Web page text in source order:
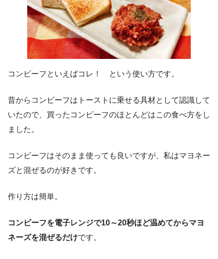
コンビーフといえばコレ！ という使い方です。
昔からコンビーフはトーストに乗せる具材として認識して
いたので、買ったコンビーフのほとんどはこの食べ方をし
ました。
コンビーフはそのまま使っても良いですが、私はマヨネー
ズと混ぜるのが好きです。
作り方は簡単。
コンビーフを電子レンジで10～20秒ほど温めてからマヨ
ネーズを混ぜるだけです。